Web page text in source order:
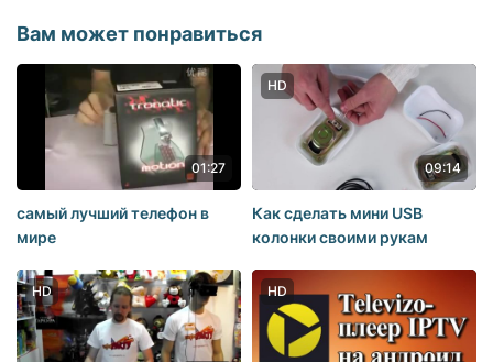
Вам может понравиться
01:27
самый лучший телефон в
мире
HD
09:14
Как сделать мини USB
колонки своими рукам
HD HD